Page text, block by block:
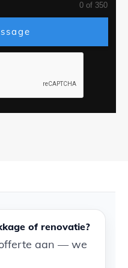
0 of 350
of renovatie?
aan — we